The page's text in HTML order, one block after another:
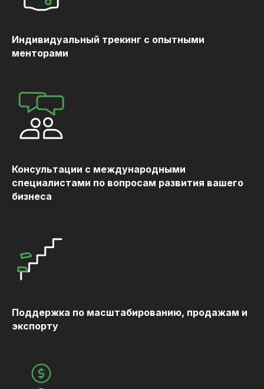
Индивидуальный трекинг с опытными
менторами
Консультации с международными
специалистами по вопросам развития вашего
бизнеса
Поддержка по масштабированию, продажам и
экспорту